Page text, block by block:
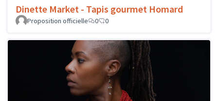
Dinette Market - Tapis gourmet Homard
Proposition officielle 0 0